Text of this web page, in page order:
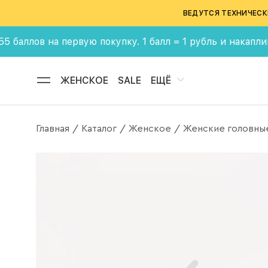
ВЕДУТСЯ
на первую покупку. 1 балл = 1 рубль и накапливай
ЖЕНСКОЕ SALE ЕЩЁ
Главная / Каталог / Женское / Женские